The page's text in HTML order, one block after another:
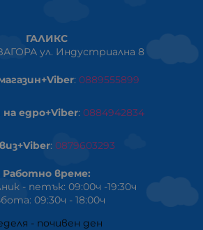
ГАЛИКС
ул. Индустриална 8
: 0889555899
едро+Viber: 0884942834
: 0879603293
Работно време:
- петък: 09:00ч -19:30ч
09:30ч - 18:00ч
- почивен ден